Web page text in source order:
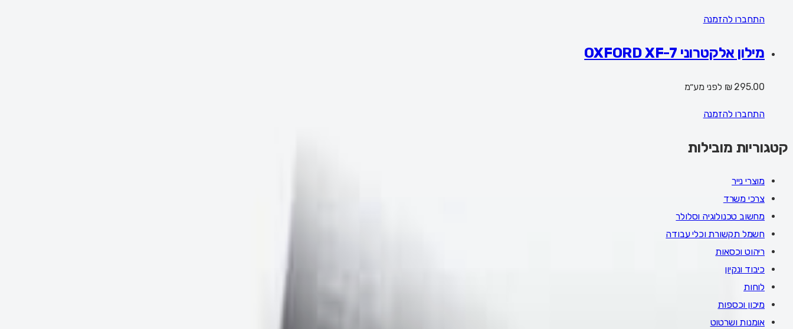
התחברו להזמנה
מילון אלקטרוני OXFORD XF-7
295.00 ₪ לפני מע״מ
התחברו להזמנה
קטגוריות מובילות
מוצרי נייר
צרכי משרד
מחשוב טכנולוגיה וסלולר
חשמל תקשורת וכלי עבודה
ריהוט וכסאות
כיבוד ונקיון
לוחות
מיכון וכספות
אומנות ושרטוט